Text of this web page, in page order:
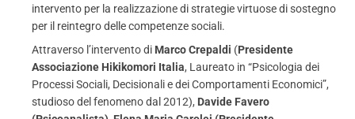
intervento per la realizzazione di strategie virtuose di sostegno
per il reintegro delle competenze sociali.
Attraverso l’intervento di Marco Crepaldi (Presidente
Associazione Hikikomori Italia, Laureato in “Psicologia dei
Processi Sociali, Decisionali e dei Comportamenti Economici”,
studioso del fenomeno dal 2012), Davide Favero